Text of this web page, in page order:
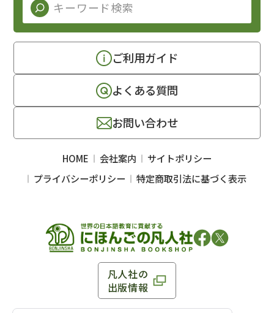
凡人社の
出版情報
ご利用ガイド
よくある質問
お問い合わせ
HOME 会社案内
サイトポリシー
プライバシーポリシー
特定商取引法に基づく表示